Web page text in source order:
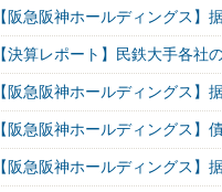
【阪急阪神ホールディングス】
【決算レポート】民鉄大手各社
【阪急阪神ホールディングス】
【阪急阪神ホールディングス】
【阪急阪神ホールディングス】